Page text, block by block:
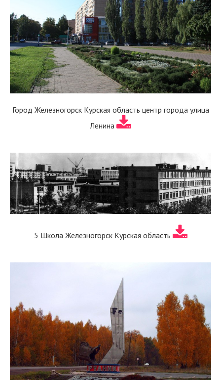
Город Железногорск Курская область центр города улица
Ленина
5 Школа Железногорск Курская область